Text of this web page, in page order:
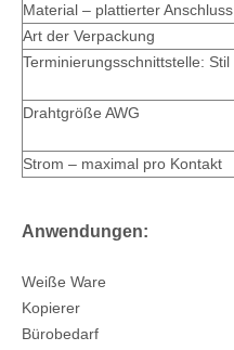
Material – plattierter Anschluss
Art der Verpackung
Terminierungsschnittstelle: Stil
Drahtgröße AWG
Strom – maximal pro Kontakt
Anwendungen:
Weiße Ware
Kopierer
Bürobedarf